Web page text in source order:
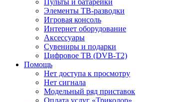
Пульты и батарейки
Элементы ТВ-разводки
Игровая консоль
Интернет оборудование
Аксессуары
Сувениры и подарки
Цифровое ТВ (DVB-T2)
Помощь
Нет доступа к просмотру
Нет сигнала
Модельный ряд приставок
Оплата услуг «Триколор»